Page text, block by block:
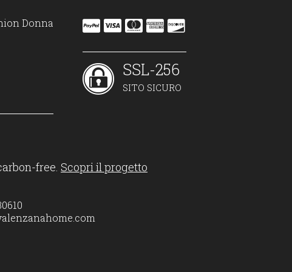
Donna
SSL-256
SITO SICURO
free. Scopri il progetto